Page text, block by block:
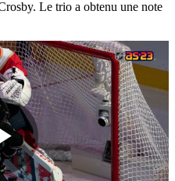
Le trio a obtenu une note